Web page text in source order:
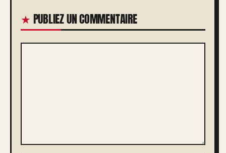
PUBLIEZ UN COMMENTAIRE
COMMENTAIRE